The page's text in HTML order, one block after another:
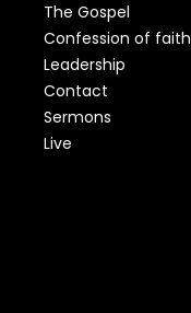
The Gospel
Confession of faith
Leadership
Contact
Sermons
Live